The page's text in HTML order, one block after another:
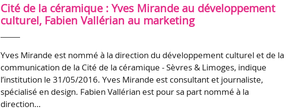
Cité de la céramique : Yves Mirande au développement
culturel, Fabien Vallérian au marketing
Yves Mirande est nommé à la direction du développement culturel et de la
communication de la Cité de la céramique - Sèvres & Limoges, indique
l’institution le 31/05/2016. Yves Mirande est consultant et journaliste,
spécialisé en design. Fabien Vallérian est pour sa part nommé à la
direction…